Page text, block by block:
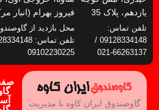
یازدهم، پلاک 35
تلفن تماس:
09128334148 /
66263137-021
فیروز بهرام (انبار
محل بازدید از
09102230225
گاوصندوق ایران کاوه با مدیریت